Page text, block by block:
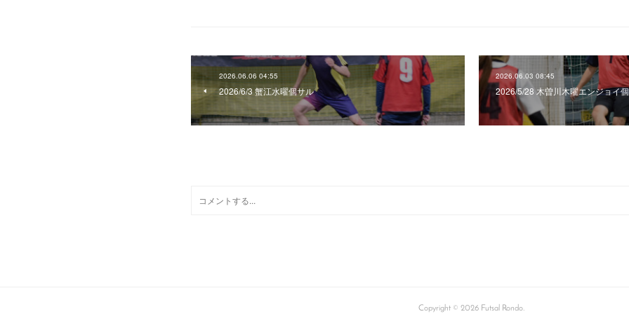
2026.06.06 04:55
2026/6/3 蟹江水曜個サル
2026.06.03 08:45
2026/5/28 木曽川木曜エンジョイ
Copyright © 2026 Futsal Rondo.